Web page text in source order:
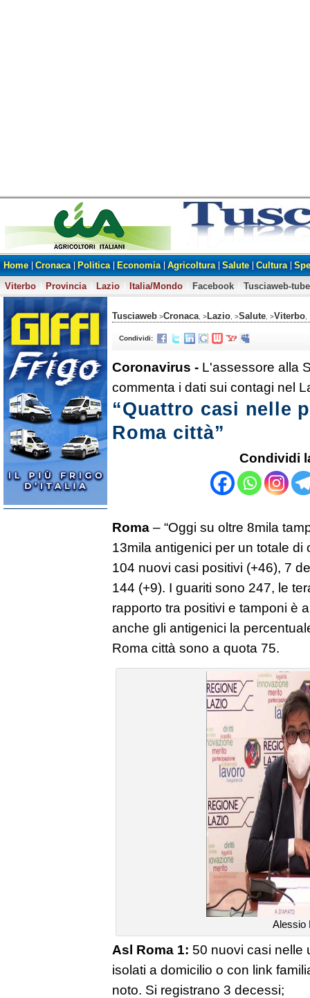
Home Cronaca Politica Economia Agricoltura Salute Cultura
Viterbo
Provincia Lazio Italia/Mondo Facebook Tusciaweb-tube
Tusciaweb >Cronaca , >Lazio , >Salute , >Viterbo
Condividi:
Coronavirus - L'assessore alla
commenta i dati sui contagi nel
“Quattro casi nelle
Roma città”
Condividi
Roma – “Oggi su oltre 8mila
13mila antigenici per un totale di
104 nuovi casi positivi (+46), 7
144 (+9). I guariti sono 247, le
rapporto tra positivi e tamponi è
anche gli antigenici la
Roma città sono a quota 75.
Alessio
Asl Roma 1: 50 nuovi casi nelle
isolati a domicilio o con link
noto. Si registrano 3 decessi;